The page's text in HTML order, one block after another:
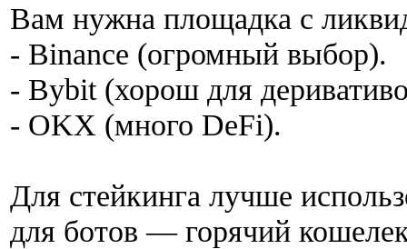
Вам нужна площадка с
- Binance (огромный выбор).
- Bybit (хорош для
- OKX (много DeFi).
Для стейкинга лучше
для ботов — горячий